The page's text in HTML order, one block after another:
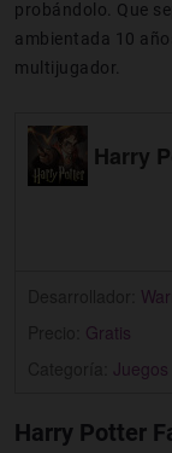
probándolo. Que
ambientada 10
multijugador.
Harry
Gratis
Harry Potter